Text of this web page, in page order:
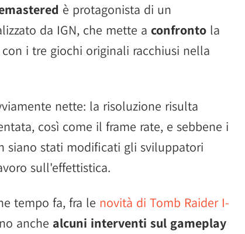
è protagonista di un
da IGN, che mette a confronto la
i tre giochi originali racchiusi nella
nette: la risoluzione risulta
così come il frame rate, e sebbene i
siano stati modificati gli sviluppatori
sull'effettistica.
tempo fa, fra le novità di Tomb Raider I-
anche alcuni interventi sul gameplay